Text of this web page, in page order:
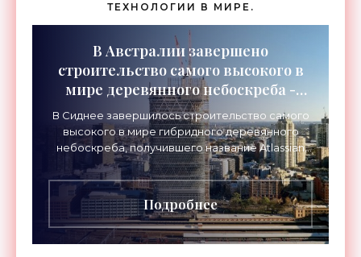
ТЕХНОЛОГИИ В МИРЕ.
В Австралии завершено
строительство самого высокого в
мире деревянного небоскреба -
«Технологии»
В Сиднее завершилось строительство самого
высокого в мире гибридного деревянного
небоскреба, получившего название Atlassian
Central. Башня высотой 180 метров более чем
вдвое превзошла
Подробнее